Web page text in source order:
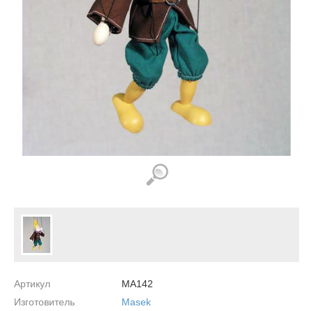
Артикул
MA142
Изготовитель
Masek